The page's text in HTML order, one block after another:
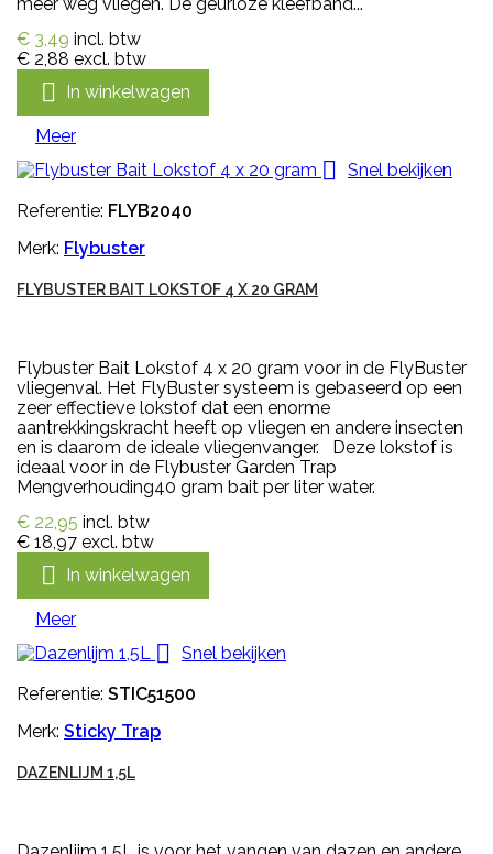
meer weg vliegen. De geurloze kleefband...
€ 3,49 incl. btw
€ 2,88 excl. btw
 In winkelwagen
Meer

Snel bekijken
Referentie: FLYB2040
Merk: Flybuster
FLYBUSTER BAIT LOKSTOF 4 X 20 GRAM
Flybuster Bait Lokstof 4 x 20 gram voor in de FlyBuster
vliegenval. Het FlyBuster systeem is gebaseerd op een
zeer effectieve lokstof dat een enorme
aantrekkingskracht heeft op vliegen en andere insecten
en is daarom de ideale vliegenvanger. Deze lokstof is
ideaal voor in de Flybuster Garden Trap
Mengverhouding40 gram bait per liter water.
€ 22,95 incl. btw
€ 18,97 excl. btw
 In winkelwagen
Meer

Snel bekijken
Referentie: STIC51500
Merk: Sticky Trap
DAZENLIJM 1,5L